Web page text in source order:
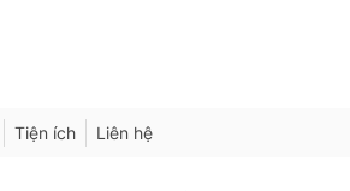
Tiện ích Liên hệ